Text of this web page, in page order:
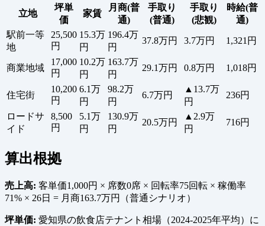
立地
坪単
価
家賃
月商(普
通)
手取り
(普通)
手取り
(悲観)
時給(普
通)
駅前一等
地
25,500
円
15.3万
円
196.4万
円
37.8万円 3.7万円 1,321円
商業地域
17,000
円
10.2万
円
163.7万
円
29.1万円 0.8万円 1,018円
住宅街
10,200
円
6.1万
円
98.2万
円
6.7万円
▲13.7万
円
236円
ロードサ
イド
8,500
円
5.1万
円
130.9万
円
20.5万円
▲2.9万
円
716円
算出根拠
売上高: 客単価1,000円 × 席数0席 × 回転率75回転 × 稼働率
71% × 26日 = 月商163.7万円（普通シナリオ）
坪単価: 愛知県の飲食店テナント相場（2024-2025年平均）に